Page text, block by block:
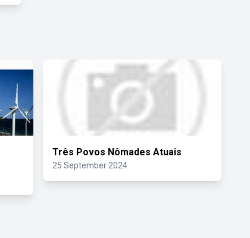
Três Povos Nômades Atuais
25 September 2024